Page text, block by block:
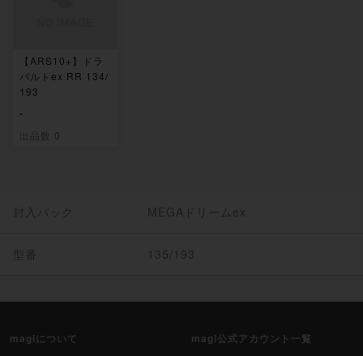
【ARS10+】ドラ
パルトex RR 134/
193
-
出品数 0
封入パック MEGAドリームex
型番 135/193
magiについて magi公式アカウント一覧